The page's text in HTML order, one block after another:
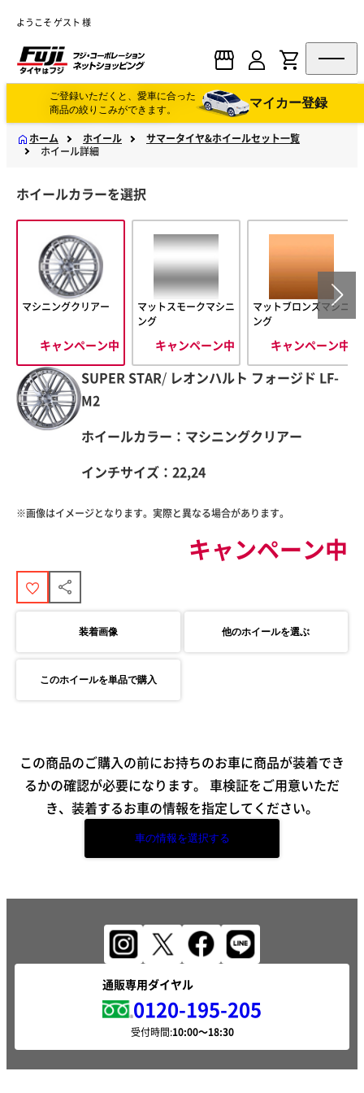
ようこそ ゲスト 様
ご登録いただくと、愛車に合った
商品の絞りこみができます。
マイカー登録
ホーム ホイール
サマータイヤ&ホイールセット一覧
ホイール詳細
ホイールカラーを選択
マシニングクリアー
キャンペーン中
マットスモークマシニ
ング
キャンペーン中
マットブロンズマシニ
ング
キャンペーン中
SUPER STAR/ レオンハルト フォージド LF-
M2
ホイールカラー：マシニングクリアー
インチサイズ：22,24
※画像はイメージとなります。実際と異なる場合があります。
キャンペーン中
装着画像 他のホイールを選ぶ
このホイールを単品で購入
この商品のご購入の前にお持ちのお車に商品が装着でき
るかの確認が必要になります。 車検証をご用意いただ
き、装着するお車の情報を指定してください。
車の情報を選択する
通販専用ダイヤル
0120-195-205
受付時間: